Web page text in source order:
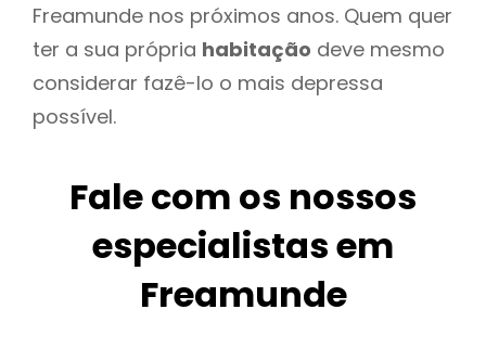
Freamunde nos próximos anos. Quem quer
ter a sua própria habitação deve mesmo
considerar fazê-lo o mais depressa
possível.
Fale com os nossos
especialistas em
Freamunde